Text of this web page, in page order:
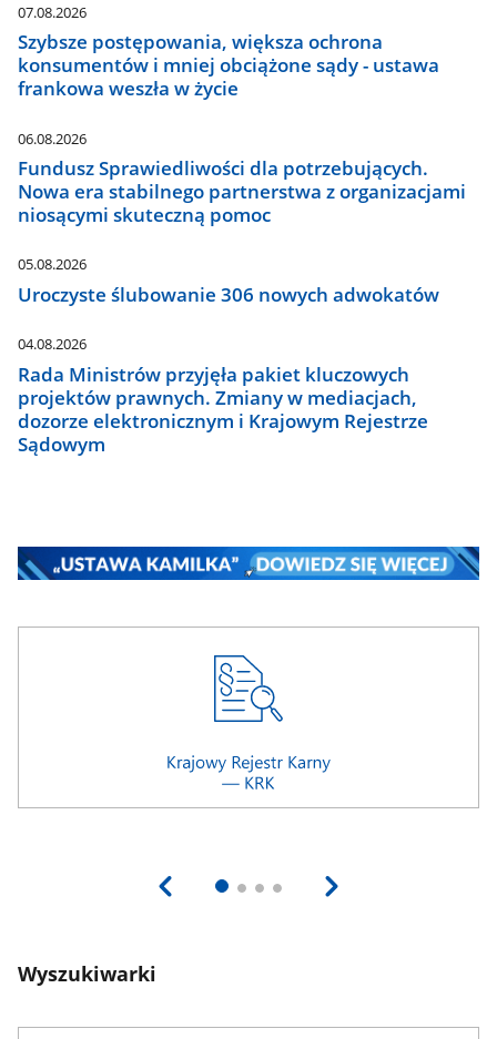
07.08.2026
Szybsze postępowania, większa ochrona
konsumentów i mniej obciążone sądy - ustawa
frankowa weszła w życie
06.08.2026
Fundusz Sprawiedliwości dla potrzebujących.
Nowa era stabilnego partnerstwa z organizacjami
niosącymi skuteczną pomoc
05.08.2026
Uroczyste ślubowanie 306 nowych adwokatów
04.08.2026
Rada Ministrów przyjęła pakiet kluczowych
projektów prawnych. Zmiany w mediacjach,
dozorze elektronicznym i Krajowym Rejestrze
Sądowym
Wyszukiwarki